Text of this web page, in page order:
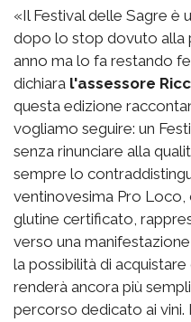
«Il Festival delle Sagre è
dopo lo stop dovuto alla
anno ma lo fa restando
dichiara l'assessore
questa edizione
vogliamo seguire: un
senza rinunciare alla
sempre lo
ventinovesima Pro Loco,
glutine certificato,
verso una
la possibilità di acquistare
renderà ancora più
percorso dedicato ai vini.